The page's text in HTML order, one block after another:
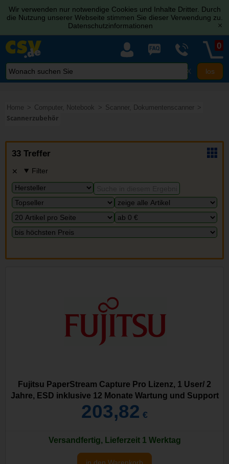
Wir verwenden nur notwendige Cookies und Inhalte Dritter. Durch
die Nutzung unserer Webseite stimmen Sie dieser Verwendung zu.
Datenschutzinformationen
[x]
X
0
Home Computer, Notebook
Scanner, Dokumentenscanner
Scannerzubehör
33 Treffer
Filter
Fujitsu PaperStream Capture Pro Lizenz, 1 User/ 2
Jahre, ESD inklusive 12 Monate Wartung und Support
203,82 €
Versandfertig, Lieferzeit 1 Werktag